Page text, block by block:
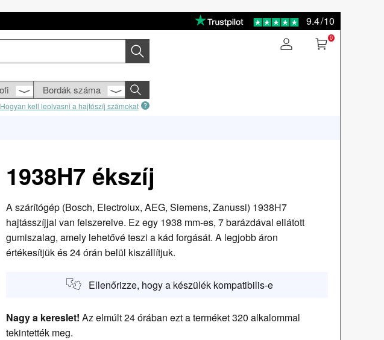
9.4/10
Hogyan kell leolvasni a hajtószíj számokat
0
1938H7 ékszíj
A szárítógép (Bosch, Electrolux, AEG, Siemens, Zanussi) 1938H7
hajtásszíjjal van felszerelve. Ez egy 1938 mm-es, 7 barázdával ellátott
gumiszalag, amely lehetővé teszi a kád forgását. A legjobb áron
értékesítjük és 24 órán belül kiszállítjuk.
Ellenőrizze, hogy a készülék kompatibilis-e
Nagy a kereslet! Az elmúlt 24 órában ezt a terméket 320 alkalommal
tekintették meg.